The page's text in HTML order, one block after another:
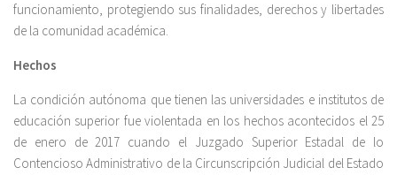
funcionamiento, protegiendo sus finalidades, derechos y libertades
de la comunidad académica.
Hechos
La condición autónoma que tienen las universidades e institutos de
educación superior fue violentada en los hechos acontecidos el 25
de enero de 2017 cuando el Juzgado Superior Estadal de lo
Contencioso Administrativo de la Circunscripción Judicial del Estado